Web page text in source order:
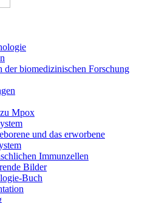
der biomedizinischen Forschung
Mpox
und das erworbene
Immunzellen
Bilder
Buch